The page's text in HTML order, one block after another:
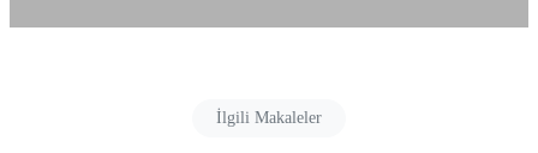
İlgili Makaleler